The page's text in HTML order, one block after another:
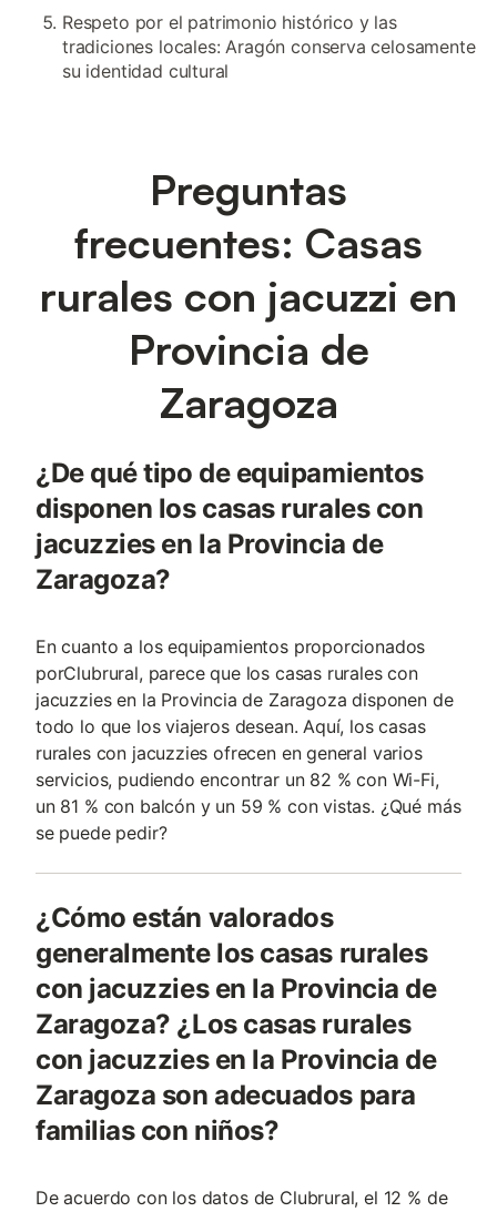
Respeto por el patrimonio histórico y las
tradiciones locales: Aragón conserva celosamente
su identidad cultural
Preguntas
frecuentes: Casas
rurales con jacuzzi en
Provincia de
Zaragoza
¿De qué tipo de equipamientos
disponen los casas rurales con
jacuzzies en la Provincia de
Zaragoza?
En cuanto a los equipamientos proporcionados
porClubrural, parece que los casas rurales con
jacuzzies en la Provincia de Zaragoza disponen de
todo lo que los viajeros desean. Aquí, los casas
rurales con jacuzzies ofrecen en general varios
servicios, pudiendo encontrar un 82 % con Wi-Fi,
un 81 % con balcón y un 59 % con vistas. ¿Qué más
se puede pedir?
¿Cómo están valorados
generalmente los casas rurales
con jacuzzies en la Provincia de
Zaragoza? ¿Los casas rurales
con jacuzzies en la Provincia de
Zaragoza son adecuados para
familias con niños?
De acuerdo con los datos de Clubrural, el 12 % de